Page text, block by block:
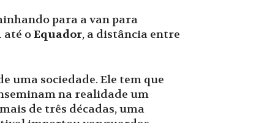
para a van para
até oEquador, a distância entre
uma sociedade. Ele tem que
na realidade um
de três décadas, uma